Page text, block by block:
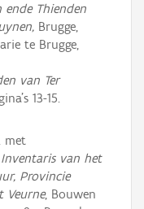
ende Thienden
Brugge,
te Brugge,
van Ter
13-15.
met
Inventaris van het
Provincie
Veurne, Bouwen